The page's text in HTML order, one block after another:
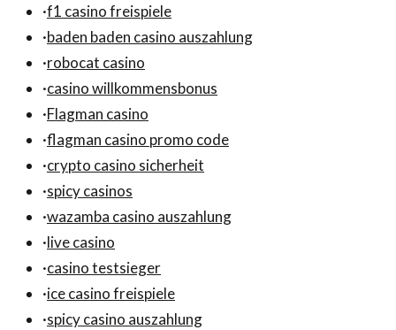
·f1 casino freispiele
·baden baden casino auszahlung
·robocat casino
·casino willkommensbonus
·Flagman casino
·flagman casino promo code
·crypto casino sicherheit
·spicy casinos
·wazamba casino auszahlung
·live casino
·casino testsieger
·ice casino freispiele
·spicy casino auszahlung